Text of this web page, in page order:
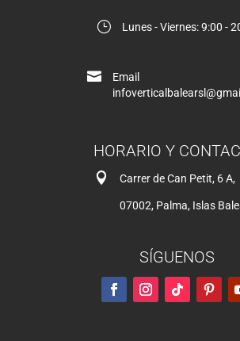
} Lunes - Viernes: 9:00 -

Email
HORARIO Y
 Carrer de Can Petit, 6 A,
07002, Palma, Islas
SÍGUENOS